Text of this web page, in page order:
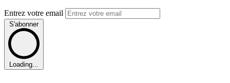
Entrez votre email
S'abonner
Loading...